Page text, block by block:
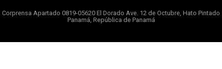
Corprensa Apartado 0819-05620 El Dorado Ave. 12 de Octubre, Hato Pintado
Panamá, República de Panamá